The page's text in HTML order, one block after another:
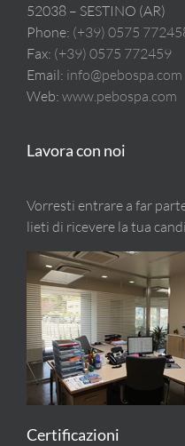
52038 – SESTINO (AR)
Phone: (+39) 0575
Fax: (+39) 0575 772459
Email: info@pebospa.com
Web: www.pebospa.com
Lavora con noi
Vorresti entrare a far
lieti di ricevere la tua
Certificazioni